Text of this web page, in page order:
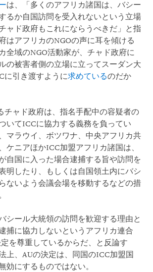
は、「多くのアフリカ諸国は、バシー
るか自国訪問を受入れないという立場
ャド政府もこれにならうべきだ」と指
はアフリカのNGOの声に耳を傾ける
全域のNGO活動家が、チャド政府に
の被害者側の立場に立ってスーダン大
に引き渡すように求めているのだか
チャド政府は、指名手配中の容疑者の
いてICCに協力する義務を負ってい
マラウイ、ボツワナ、中央アフリカ共
ケニアほかICC加盟アフリカ諸国は、
自国に入った場合逮捕する旨や訪問を
明したり、もしくは自国領土内にバシ
ないよう会議会場を移動するなどの措
シール大統領の訪問を歓迎する理由と
捕に協力しないというアフリカ連合
定を尊重しているからだ、と反論す
上、AUの決定は、同国のICC加盟国
効にするものではない。